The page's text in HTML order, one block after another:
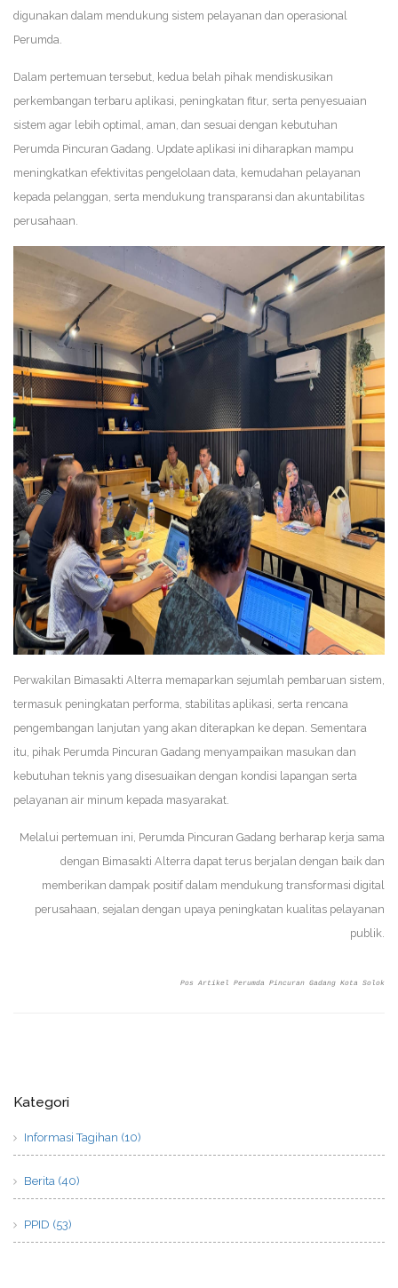
digunakan dalam mendukung sistem pelayanan dan operasional
Perumda.
Dalam pertemuan tersebut, kedua belah pihak mendiskusikan
perkembangan terbaru aplikasi, peningkatan fitur, serta penyesuaian
sistem agar lebih optimal, aman, dan sesuai dengan kebutuhan
Perumda Pincuran Gadang. Update aplikasi ini diharapkan mampu
meningkatkan efektivitas pengelolaan data, kemudahan pelayanan
kepada pelanggan, serta mendukung transparansi dan akuntabilitas
perusahaan.
Perwakilan Bimasakti Alterra memaparkan sejumlah pembaruan sistem,
termasuk peningkatan performa, stabilitas aplikasi, serta rencana
pengembangan lanjutan yang akan diterapkan ke depan. Sementara
itu, pihak Perumda Pincuran Gadang menyampaikan masukan dan
kebutuhan teknis yang disesuaikan dengan kondisi lapangan serta
pelayanan air minum kepada masyarakat.
Melalui pertemuan ini, Perumda Pincuran Gadang berharap kerja sama
dengan Bimasakti Alterra dapat terus berjalan dengan baik dan
memberikan dampak positif dalam mendukung transformasi digital
perusahaan, sejalan dengan upaya peningkatan kualitas pelayanan
publik.
Pos Artikel Perumda Pincuran Gadang Kota Solok
Kategori
Informasi Tagihan (10)
Berita (40)
PPID (53)